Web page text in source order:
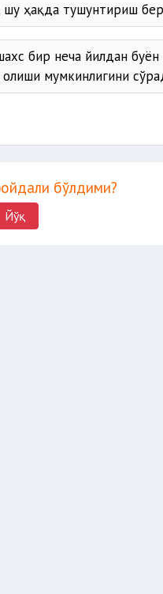
шу ҳақда тушунтириш
бир неча йилдан
мумкинлигини
бўлдими?
Йўқ